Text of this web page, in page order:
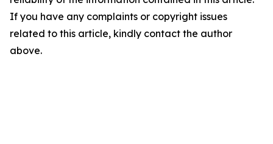
If you have any complaints or copyright issues
related to this article, kindly contact the author
above.